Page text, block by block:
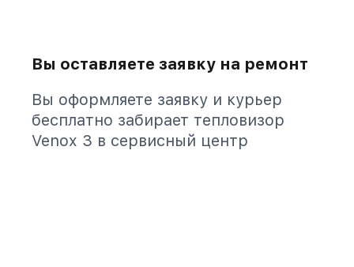
Вы оставляете заявку на ремонт
Вы оформляете заявку и курьер
бесплатно забирает тепловизор
Venox 3 в сервисный центр